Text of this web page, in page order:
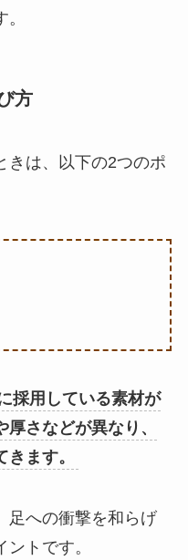
方
きは、以下の2つのポ
採用している素材が
さなどが異なり、
ます。
足への衝撃を和らげ
トです。